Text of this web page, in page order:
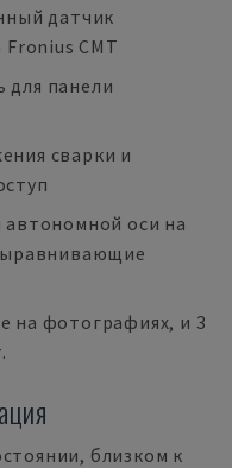
датчик
CMT
панели
сварки и
автономной оси на
на фотографиях, и 3
близком к